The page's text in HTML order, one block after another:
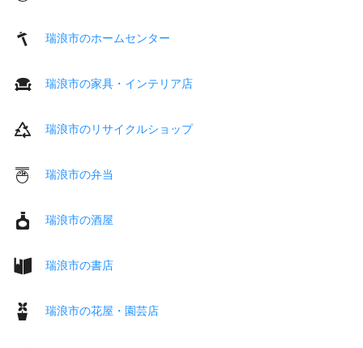
瑞浪市のホームセンター
瑞浪市の家具・インテリア店
瑞浪市のリサイクルショップ
瑞浪市の弁当
瑞浪市の酒屋
瑞浪市の書店
瑞浪市の花屋・園芸店